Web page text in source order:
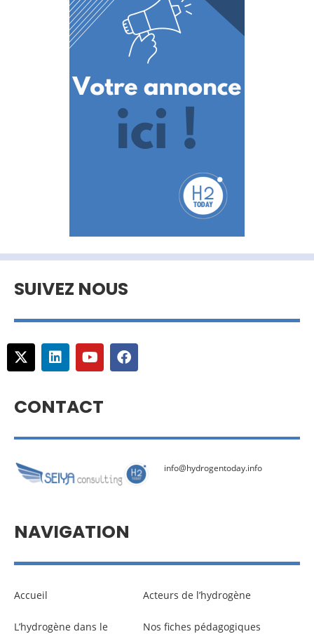
SUIVEZ NOUS
CONTACT
info@hydrogentoday.info
NAVIGATION
Accueil
L’hydrogène dans le
Acteurs de l’hydrogène
Nos fiches pédagogiques